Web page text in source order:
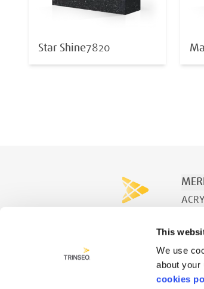
This
We use
about your
cookies
Star Shine7820